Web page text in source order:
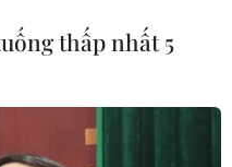
trung lập về thuế
như Singapore, với
trường quy định lỏng
thấp nhất 5